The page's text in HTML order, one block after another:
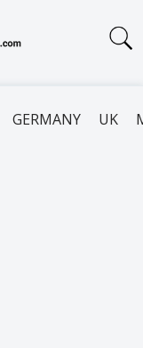
GERMANY UK